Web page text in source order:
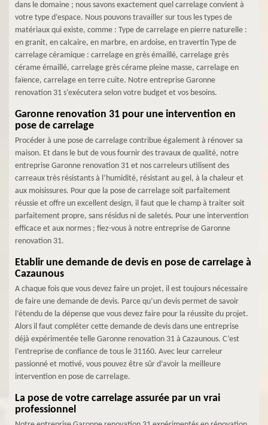
dans le domaine ; nous savons exactement quel carrelage convient à
votre type d’espace. Nous pouvons travailler sur tous les types de
matériaux qui existe, comme : Type de carrelage en pierre naturelle :
en granit, en calcaire, en marbre, en ardoise, en travertin Type de
carrelage céramique : carrelage en grès émaillé, carrelage grès
cérame émaillé, carrelage grès cérame pleine masse, carrelage en
faïence, carrelage en terre cuite. Notre entreprise Garonne
renovation 31 s’exécutera selon votre budget et vos besoins.
Garonne renovation 31 pour une intervention en
pose de carrelage
Procéder à une pose de carrelage contribue également à rénover sa
maison. Et dans le but de vous fournir des travaux de qualité, notre
entreprise Garonne renovation 31 et nos carreleurs utilisent des
carreaux très résistants à l’humidité, résistant au gel, à la chaleur et
aux moisissures. Pour que la pose de carrelage soit parfaitement
réussie et offre un excellent design, il faut que le champ à traiter soit
parfaitement propre, sans résidus ni de saletés. Pour une intervention
efficace et aux normes ; fiez-vous à notre entreprise de Garonne
renovation 31.
Etablir une demande de devis en pose de carrelage à
Cazaunous
A chaque fois que vous devez faire un projet, il est toujours nécessaire
de faire une demande de devis. Parce qu’un devis permet de savoir
l’étendu de la dépense que vous devez faire pour la réussite du projet.
Alors il faut compléter cette demande de devis dans une entreprise
déjà expérimentée telle Garonne renovation 31 à Cazaunous. C’est
l’entreprise de confiance de tous le 31160. Avec leur carreleur
passionné et motivé, vous pouvez être sûr d’avoir la meilleure
intervention en pose de carrelage.
La pose de votre carrelage assurée par un vrai
professionnel